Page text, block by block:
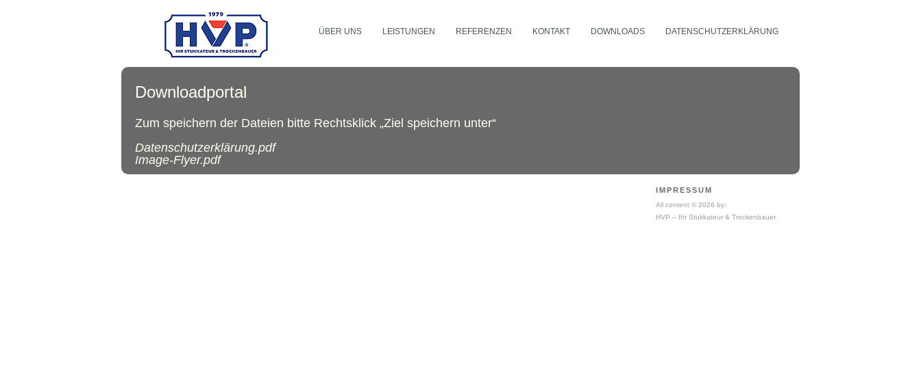
ÜBER UNS LEISTUNGEN REFERENZEN KONTAKT DOWNLOADS DATENSCHUTZERKLÄRUNG
Downloadportal
Zum speichern der Dateien bitte Rechtsklick „Ziel speichern unter“
Datenschutzerklärung.pdf
Image-Flyer.pdf
IMPRESSUM
All content © 2026 by:
HVP – Ihr Stukkateur & Trockenbauer